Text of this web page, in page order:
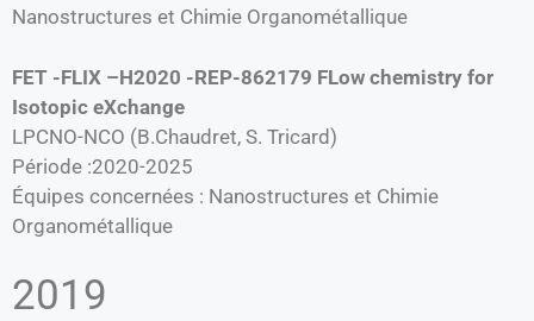
Nanostructures et Chimie Organométallique
FET -FLIX –H2020 -REP-862179 FLow chemistry for
Isotopic eXchange
LPCNO-NCO (B.Chaudret, S. Tricard)
Période :2020-2025
Équipes concernées : Nanostructures et Chimie
Organométallique
2019